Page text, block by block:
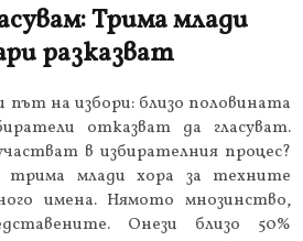
Трима млади
разказват
път на избори: близо половината
отказват да гласуват.
в избирателния процес?
трима млади хора за техните
имена. Нямото мнозинство,
Онези близо 50%